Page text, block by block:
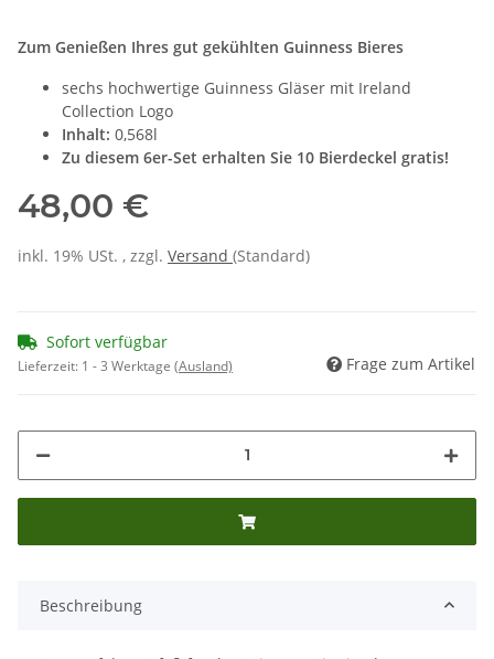
Zum Genießen Ihres gut gekühlten Guinness Bieres
sechs hochwertige Guinness Gläser mit Ireland
Collection Logo
Inhalt: 0,568l
Zu diesem 6er-Set erhalten Sie 10 Bierdeckel gratis!
48,00 €
inkl. 19% USt. , zzgl. Versand (Standard)
Sofort verfügbar
Lieferzeit: 1 - 3 Werktage (Ausland) Frage zum Artikel
Beschreibung